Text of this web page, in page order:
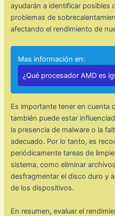
ayudarán a identificar posibles
problemas de
afectando el rendimiento de
Mas información en:
¿Qué procesador AMD es
Es importante tener en cuenta
también puede estar
la presencia de malware o la
adecuado. Por lo tanto, es
periódicamente tareas de
sistema, como eliminar
desfragmentar el disco duro y
de los dispositivos.
En resumen, evaluar el